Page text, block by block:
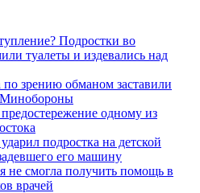
Подростки во
туалеты и издевались над
зрению обманом заставили
Минобороны
одному из
подростка на детской
его машину
смогла получить помощь в
врачей